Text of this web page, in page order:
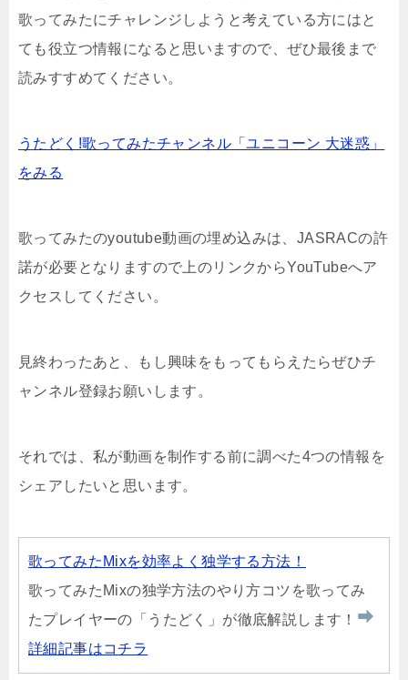
歌ってみたにチャレンジしようと考えている方にはと
ても役立つ情報になると思いますので、ぜひ最後まで
読みすすめてください。
うたどく!歌ってみたチャンネル「ユニコーン 大迷惑」
をみる
歌ってみたのyoutube動画の埋め込みは、JASRACの許
諾が必要となりますので上のリンクからYouTubeへア
クセスしてください。
見終わったあと、もし興味をもってもらえたらぜひチ
ャンネル登録お願いします。
それでは、私が動画を制作する前に調べた4つの情報を
シェアしたいと思います。
歌ってみたMixを効率よく独学する方法！
歌ってみたMixの独学方法のやり方コツを歌ってみ
たプレイヤーの「うたどく」が徹底解説します！
詳細記事はコチラ